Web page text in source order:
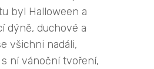
byl Halloween a
dýně, duchové a
všichni nadáli,
s ní vánoční tvoření,